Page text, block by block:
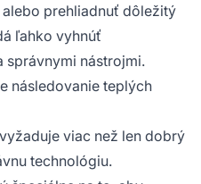
prehliadnuť dôležitý
ľahko vyhnúť
správnymi nástrojmi.
následovanie teplých
viac než len dobrý
technológiu.